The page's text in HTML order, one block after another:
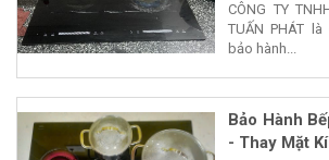
CÔNG TY
TUẤN PHÁT
bảo hành...
Bảo Hành
- Thay Mặt